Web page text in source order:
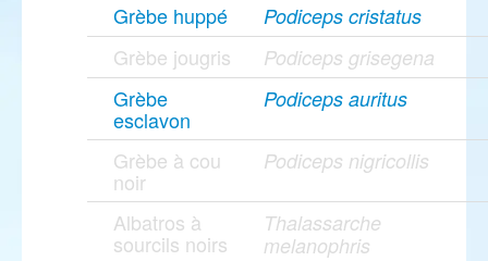
Grèbe huppé Podiceps cristatus
Grèbe jougris Podiceps grisegena
Grèbe
esclavon
Podiceps auritus
Grèbe à cou
noir
Podiceps nigricollis
Albatros à
sourcils noirs
Thalassarche
melanophris